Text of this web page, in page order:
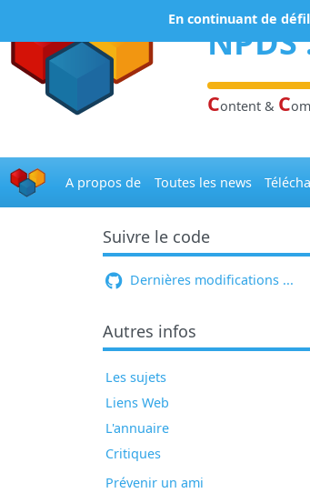
NPDS
Content & C
A propos de Toutes les news
Suivre le code
Dernières modifications ...
Autres infos
Les sujets
Liens Web
L'annuaire
Critiques
Prévenir un ami
En continuant de